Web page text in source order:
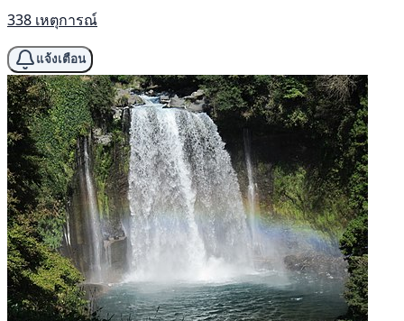
338 เหตุการณ์
แจ้งเตือน